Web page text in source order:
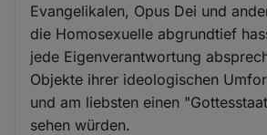
Evangelikalen, Opus Dei und
die Homosexuelle abgrundtief
jede Eigenverantwortung
Objekte ihrer ideologischen
und am liebsten einen
sehen würden.